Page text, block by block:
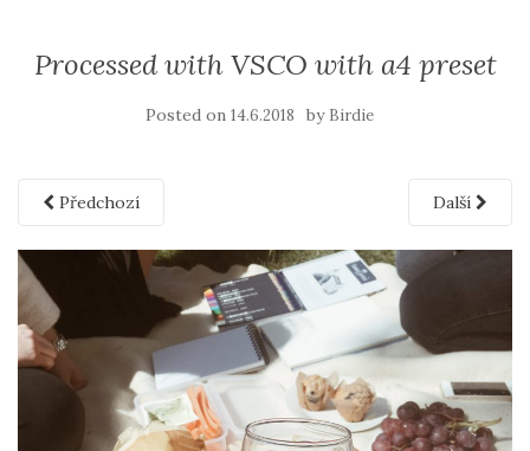
Processed with VSCO with a4 preset
Posted on 14.6.2018 by Birdie
Předchozí Další